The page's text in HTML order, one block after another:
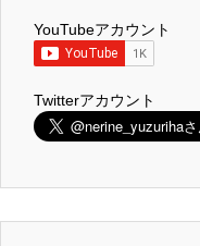
YouTubeアカウント
Twitterアカウント